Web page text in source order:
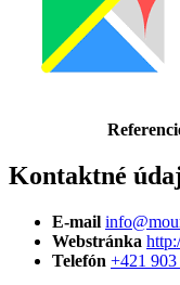
Kontaktné
E-mail
Webstránka
Telefón +421